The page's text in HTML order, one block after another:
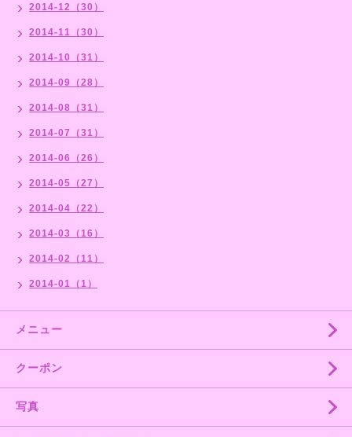
2014-12（30）
2014-11（30）
2014-10（31）
2014-09（28）
2014-08（31）
2014-07（31）
2014-06（26）
2014-05（27）
2014-04（22）
2014-03（16）
2014-02（11）
2014-01（1）
メニュー
クーポン
写真